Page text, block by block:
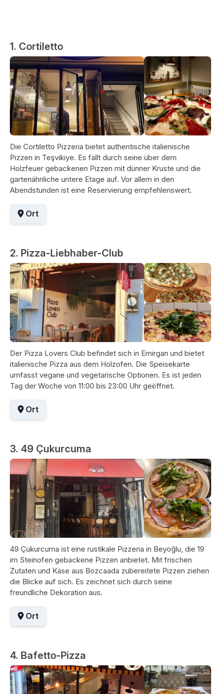
1. Cortiletto
Die Cortiletto Pizzeria bietet authentische italienische
Pizzen in Teşvikiye. Es fällt durch seine über dem
Holzfeuer gebackenen Pizzen mit dünner Kruste und die
gartenähnliche untere Etage auf. Vor allem in den
Abendstunden ist eine Reservierung empfehlenswert.
Ort
2. Pizza-Liebhaber-Club
Der Pizza Lovers Club befindet sich in Emirgan und bietet
italienische Pizza aus dem Holzofen. Die Speisekarte
umfasst vegane und vegetarische Optionen. Es ist jeden
Tag der Woche von 11:00 bis 23:00 Uhr geöffnet.
Ort
3. 49 Çukurcuma
49 Çukurcuma ist eine rustikale Pizzeria in Beyoğlu, die 19
im Steinofen gebackene Pizzen anbietet. Mit frischen
Zutaten und Käse aus Bozcaada zubereitete Pizzen ziehen
die Blicke auf sich. Es zeichnet sich durch seine
freundliche Dekoration aus.
Ort
4. Bafetto-Pizza